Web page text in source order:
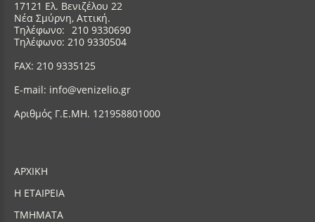
17121 Ελ. Βενιζέλου 22
Νέα Σμύρνη, Αττική.
Τηλέφωνο: 210 9330690
Τηλέφωνο: 210 9330504
FAX: 210 9335125
E-mail: info@venizelio.gr
Αριθμός Γ.Ε.ΜΗ. 121958801000
ΑΡΧΙΚΗ
Η ΕΤΑΙΡΕΙΑ
ΤΜΗΜΑΤΑ